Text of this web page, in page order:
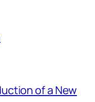
of a New